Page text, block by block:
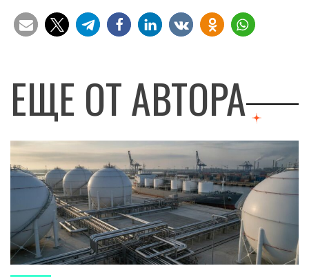
ЕЩЕ ОТ АВТОРА